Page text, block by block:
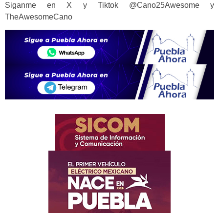
Siganme en X y Tiktok @Cano25Awesome y
TheAwesomeCano